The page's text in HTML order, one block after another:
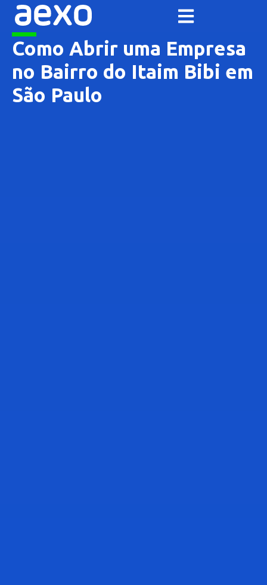
Como Abrir uma Empresa
no Bairro do Itaim Bibi em
São Paulo